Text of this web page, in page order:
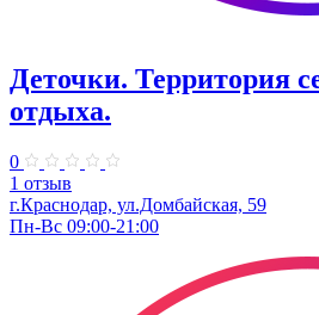
Деточки. Территория
отдыха.
0
1 отзыв
г.Краснодар, ул.Домбайская, 59
Пн-Вс 09:00-21:00